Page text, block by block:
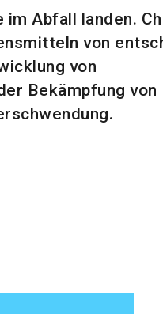
Abfall landen.
von
von
Bekämpfung von